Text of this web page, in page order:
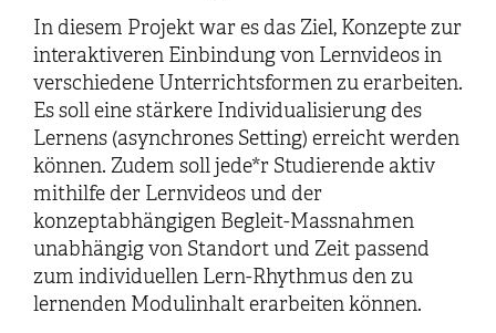
In diesem Projekt war es das Ziel, Konzepte zur
interaktiveren Einbindung von Lernvideos in
verschiedene Unterrichtsformen zu erarbeiten.
Es soll eine stärkere Individualisierung des
Lernens (asynchrones Setting) erreicht werden
können. Zudem soll jede*r Studierende aktiv
mithilfe der Lernvideos und der
konzeptabhängigen Begleit-Massnahmen
unabhängig von Standort und Zeit passend
zum individuellen Lern-Rhythmus den zu
lernenden Modulinhalt erarbeiten können.